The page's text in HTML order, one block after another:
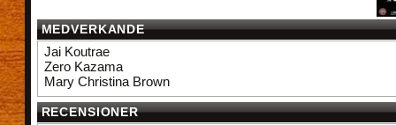
MEDVERKANDE
Jai Koutrae
Zero Kazama
Mary Christina Brown
RECENSIONER